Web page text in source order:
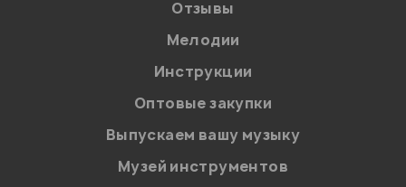
Отзывы
Мелодии
Инструкции
Оптовые закупки
Выпускаем вашу музыку
Музей инструментов